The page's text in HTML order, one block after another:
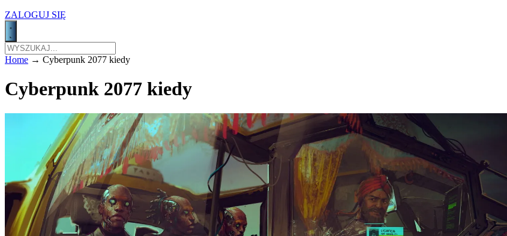
ZALOGUJ SIĘ
Home → Cyberpunk 2077 kiedy
Cyberpunk 2077 kiedy